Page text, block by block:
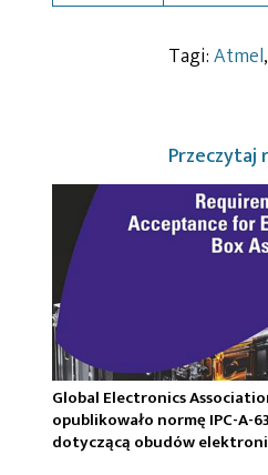
Tagi:Atmel,
Przeczytaj
Global Electronics
opublikowało normę IPC-A-
dotyczącą obudów